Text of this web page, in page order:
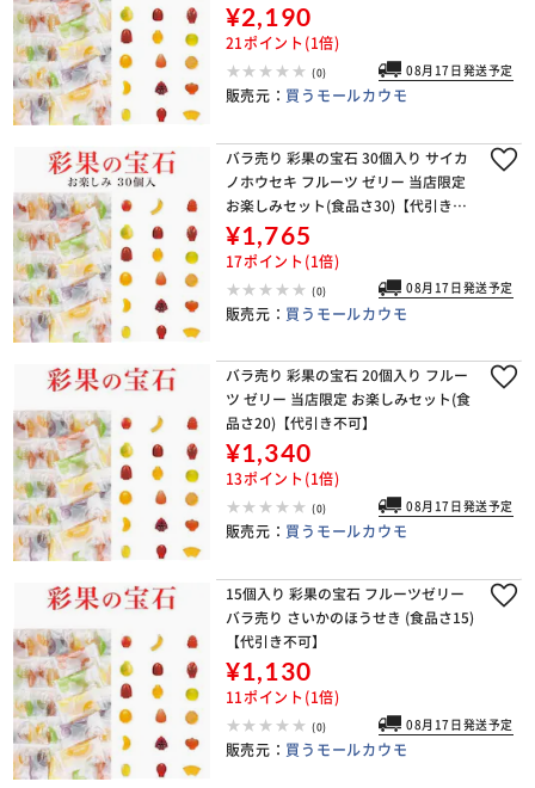
¥2,190
21ポイント(1倍)
(0) 08月17日発送予定
販売元： 買うモールカウモ
バラ売り 彩果の宝石 30個入り サイカ
ノホウセキ フルーツ ゼリー 当店限定
お楽しみセット(食品さ30)【代引き不
可】
¥1,765
17ポイント(1倍)
(0) 08月17日発送予定
販売元： 買うモールカウモ
バラ売り 彩果の宝石 20個入り フルー
ツ ゼリー 当店限定 お楽しみセット(食
品さ20)【代引き不可】
¥1,340
13ポイント(1倍)
(0) 08月17日発送予定
販売元： 買うモールカウモ
15個入り 彩果の宝石 フルーツゼリー
バラ売り さいかのほうせき (食品さ15)
【代引き不可】
¥1,130
11ポイント(1倍)
(0) 08月17日発送予定
販売元： 買うモールカウモ